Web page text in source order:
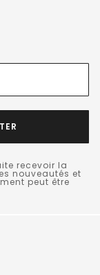
recevoir la
nouveautés et
peut être